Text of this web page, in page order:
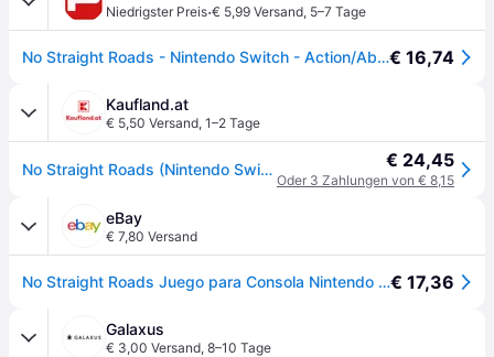
Niedrigster Preis·€ 5,99 Versand, 5–7 Tage
No Straight Roads - Nintendo Switch - Action/Abenteuer - PEGI 12€ 16,74
Kaufland.at
€ 5,50 Versand, 1–2 Tage
No Straight Roads (Nintendo Switch) € 24,45
Oder 3 Zahlungen von € 8,15
eBay
€ 7,80 Versand
No Straight Roads Juego para Consola Nintendo Switch€ 17,36
Galaxus
€ 3,00 Versand, 8–10 Tage